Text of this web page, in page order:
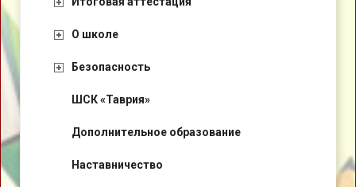
О школе
Безопасность
ШСК «Таврия»
Дополнительное образование
Наставничество